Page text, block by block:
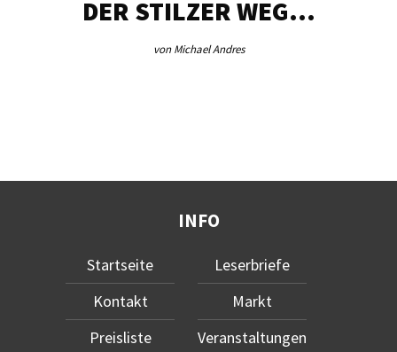
DER STILZER WEG…
von Michael Andres
INFO
Startseite
Kontakt
Preisliste
Leserbriefe
Markt
Veranstaltungen